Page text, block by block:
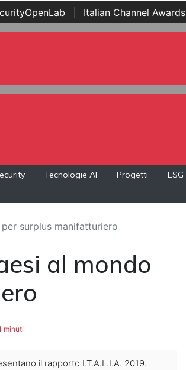
Italian Channel Awards
Awards | ...
Tecnologie AI Progetti ESG
surplus manifatturiero
al mondo
minuti
il rapporto I.T.A.L.I.A. 2019.